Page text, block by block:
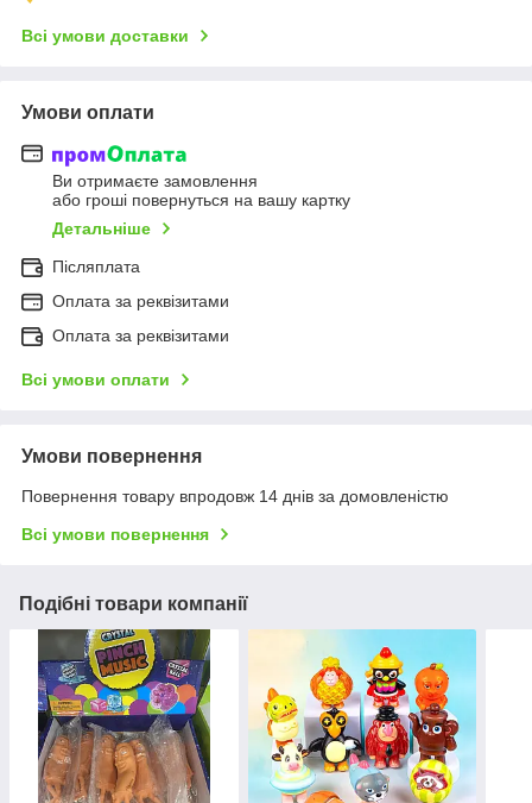
Всі умови доставки
Умови оплати
Ви отримаєте замовлення
або гроші повернуться на вашу картку
Детальніше
Післяплата
Оплата за реквізитами
Оплата за реквізитами
Всі умови оплати
Умови повернення
Повернення товару впродовж 14 днів за домовленістю
Всі умови повернення
Подібні товари компанії